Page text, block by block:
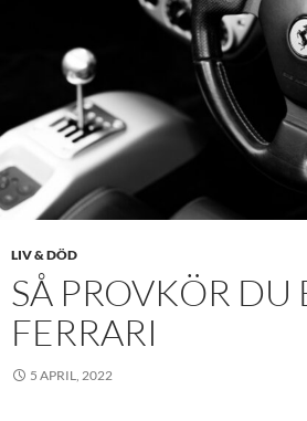
LIV & DÖD
SÅ PROVKÖR DU
FERRARI
5 APRIL, 2022